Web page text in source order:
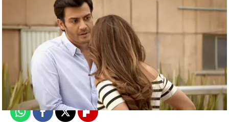
Nova
Madrid
Publicado: 07 de febrero de 2018, 17:08
WhatsappFacebook
X Flipboard